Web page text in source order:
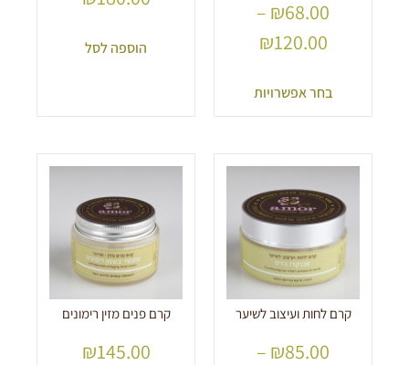
₪68.00
–
₪120.00
בחר אפשרויות
הוספה לסל
קרם לחות ועיצוב לשיער
₪85.00
–
קרם פנים מזין רימונים
₪145.00